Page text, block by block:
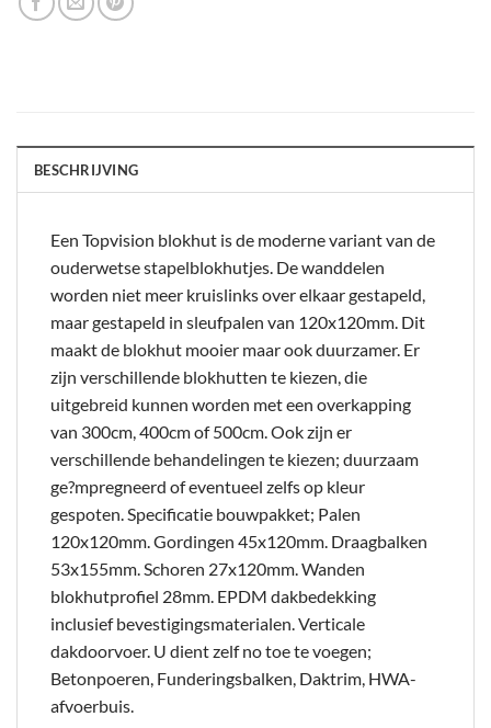
BESCHRIJVING
Een Topvision blokhut is de moderne variant van de
ouderwetse stapelblokhutjes. De wanddelen
worden niet meer kruislinks over elkaar gestapeld,
maar gestapeld in sleufpalen van 120x120mm. Dit
maakt de blokhut mooier maar ook duurzamer. Er
zijn verschillende blokhutten te kiezen, die
uitgebreid kunnen worden met een overkapping
van 300cm, 400cm of 500cm. Ook zijn er
verschillende behandelingen te kiezen; duurzaam
ge?mpregneerd of eventueel zelfs op kleur
gespoten. Specificatie bouwpakket; Palen
120x120mm. Gordingen 45x120mm. Draagbalken
53x155mm. Schoren 27x120mm. Wanden
blokhutprofiel 28mm. EPDM dakbedekking
inclusief bevestigingsmaterialen. Verticale
dakdoorvoer. U dient zelf no toe te voegen;
Betonpoeren, Funderingsbalken, Daktrim, HWA-
afvoerbuis.